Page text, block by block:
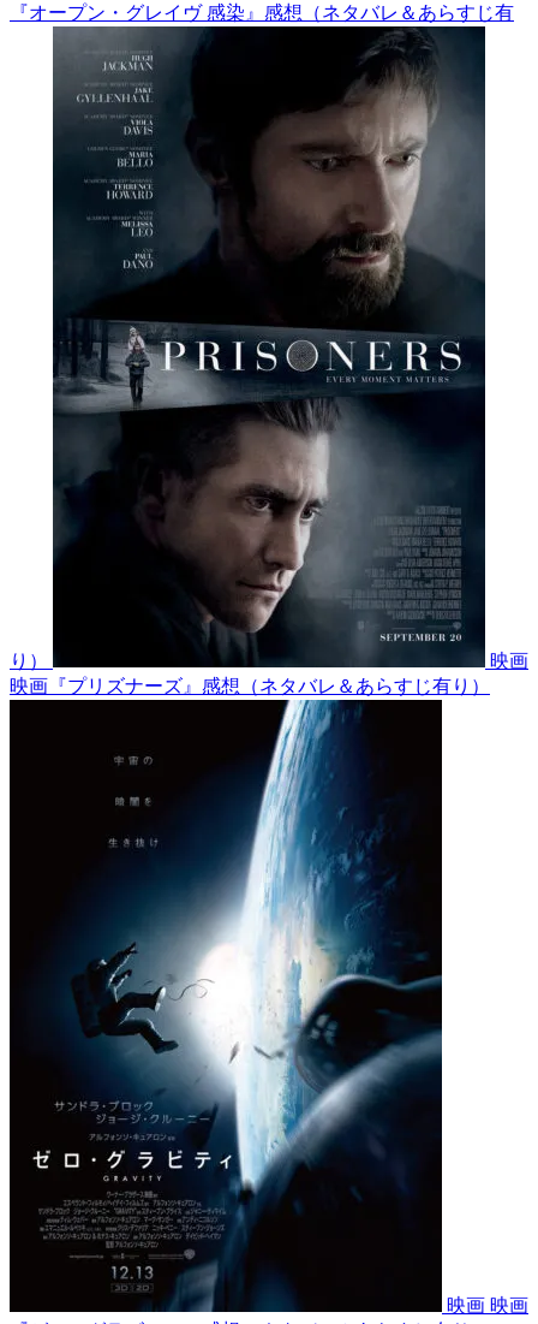
『オープン・グレイヴ 感染』感想（ネタバレ＆あらすじ有
り）
映画
映画『プリズナーズ』感想（ネタバレ＆あらすじ有り）
映画 映画